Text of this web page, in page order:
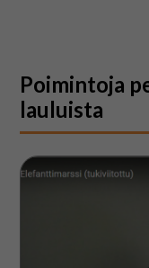
Poimintoja
lauluista
Elefanttimarssi